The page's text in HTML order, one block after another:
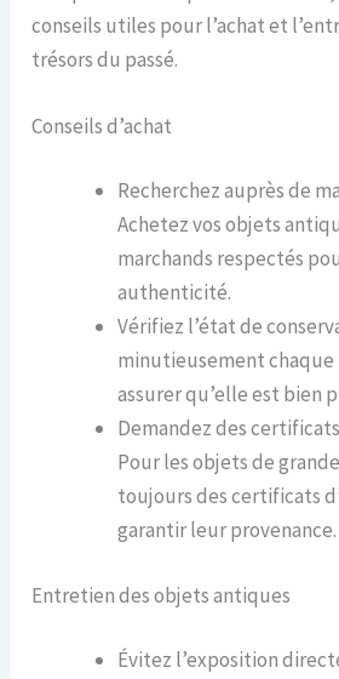
conseils utiles pour l’achat et
trésors du passé.
Conseils d’achat
Recherchez auprès de
Achetez vos objets
marchands respectés
authenticité.
Vérifiez l’état de
minutieusement chaque
assurer qu’elle est bien
Demandez des
Pour les objets de
toujours des certificats
garantir leur provenance.
Entretien des objets antiques
Évitez l’exposition